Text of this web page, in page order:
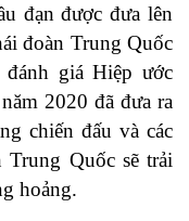
đạn được đưa lên
đoàn Trung Quốc
giá Hiệp ước
2020 đã đưa ra
chiến đấu và các
Quốc sẽ trải
hoảng.